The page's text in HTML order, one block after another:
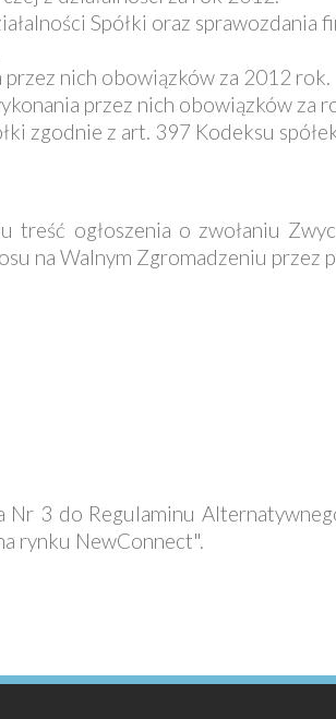
Spółki oraz sprawozdania
nich obowiązków za 2012 rok.
przez nich obowiązków za
zgodnie z art. 397 Kodeksu
ogłoszenia o zwołaniu
na Walnym Zgromadzeniu przez
3 do Regulaminu
rynku NewConnect".